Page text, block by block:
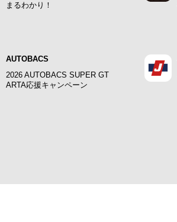
まるわかり！
AUTOBACS
2026 AUTOBACS SUPER GT
ARTA応援キャンペーン